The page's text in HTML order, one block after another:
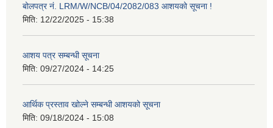
बोलपत्र नं. LRM/W/NCB/04/2082/083 आशयको सूचना !
मिति: 12/22/2025 - 15:38
आशय पत्र सम्बन्धी सूचना
मिति: 09/27/2024 - 14:25
आर्थिक प्रस्ताव खोल्ने सम्बन्धी आशयको सूचना
मिति: 09/18/2024 - 15:08